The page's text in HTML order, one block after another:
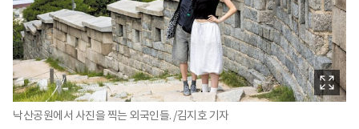
낙산공원에서 사진을 찍는 외국인들. /김지호 기자